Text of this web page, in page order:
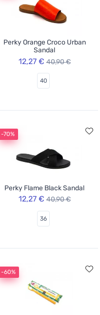
Perky Orange Croco Urban
Sandal
12,27 € 40,90 €
40
-70%
Perky Flame Black Sandal
12,27 € 40,90 €
36
-60%